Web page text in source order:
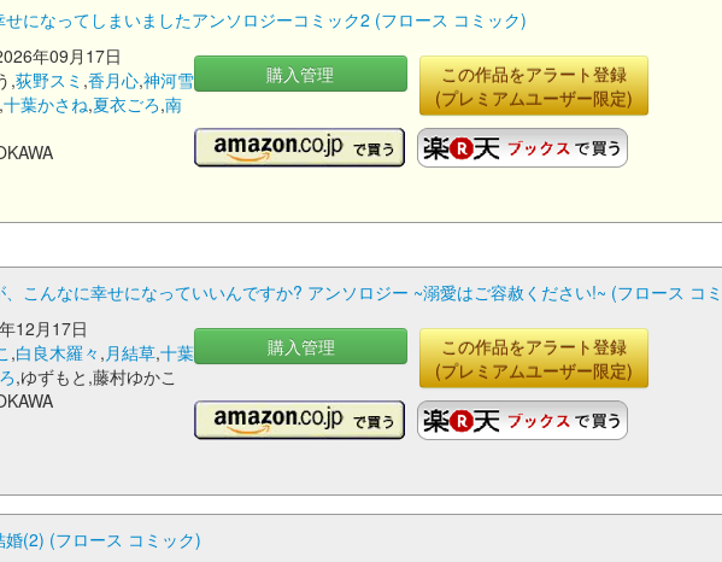
になってしまいましたアンソロジーコミック2 (フロース コミック)
年09月17日
,荻野スミ ,香月心,神河雪
十葉かさね,夏衣ごろ,南
購入管理
この作品をアラート登録
(プレミアムユーザー限定)
こんなに幸せになっていいんですか? アンソロジー ~溺愛はご容赦ください!~ (フロース コ
12月17日
,白良木羅々 ,月結草,十葉
,ゆずもと,藤村ゆかこ
購入管理
この作品をアラート登録
(プレミアムユーザー限定)
(2) (フロース コミック)